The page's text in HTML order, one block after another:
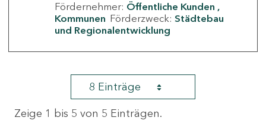
Fördernehmer: Öffentliche Kunden
Kommunen Förderzweck: Städtebau
und Regionalentwicklung
8 Einträge
Zeige 1 bis 5 von 5 Einträgen.